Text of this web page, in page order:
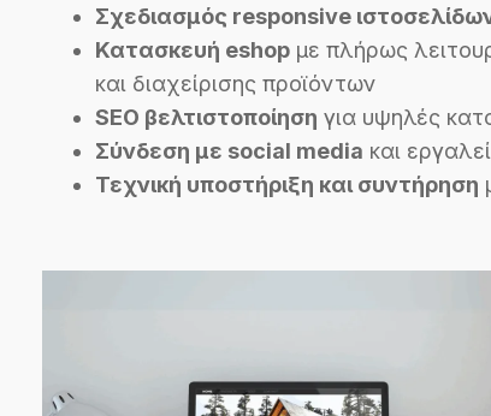
Σχεδιασμός responsive
Κατασκευή eshopμε πλήρως
και διαχείρισης προϊόντων
SEO βελτιστοποίηση για υψηλές
Σύνδεση με social media και
Τεχνική υποστήριξη και συντήρηση